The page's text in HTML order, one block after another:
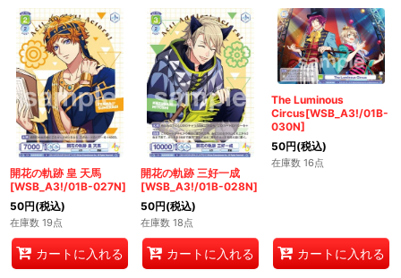
開花の軌跡 皇 天馬
[WSB_A3!/01B-027N]
50円(税込)
在庫数 19点
カートに入れる
開花の軌跡 三好一成
[WSB_A3!/01B-028N]
50円(税込)
在庫数 18点
カートに入れる
The Luminous
Circus[WSB_A3!/01B-
030N]
50円(税込)
在庫数 16点
カートに入れる